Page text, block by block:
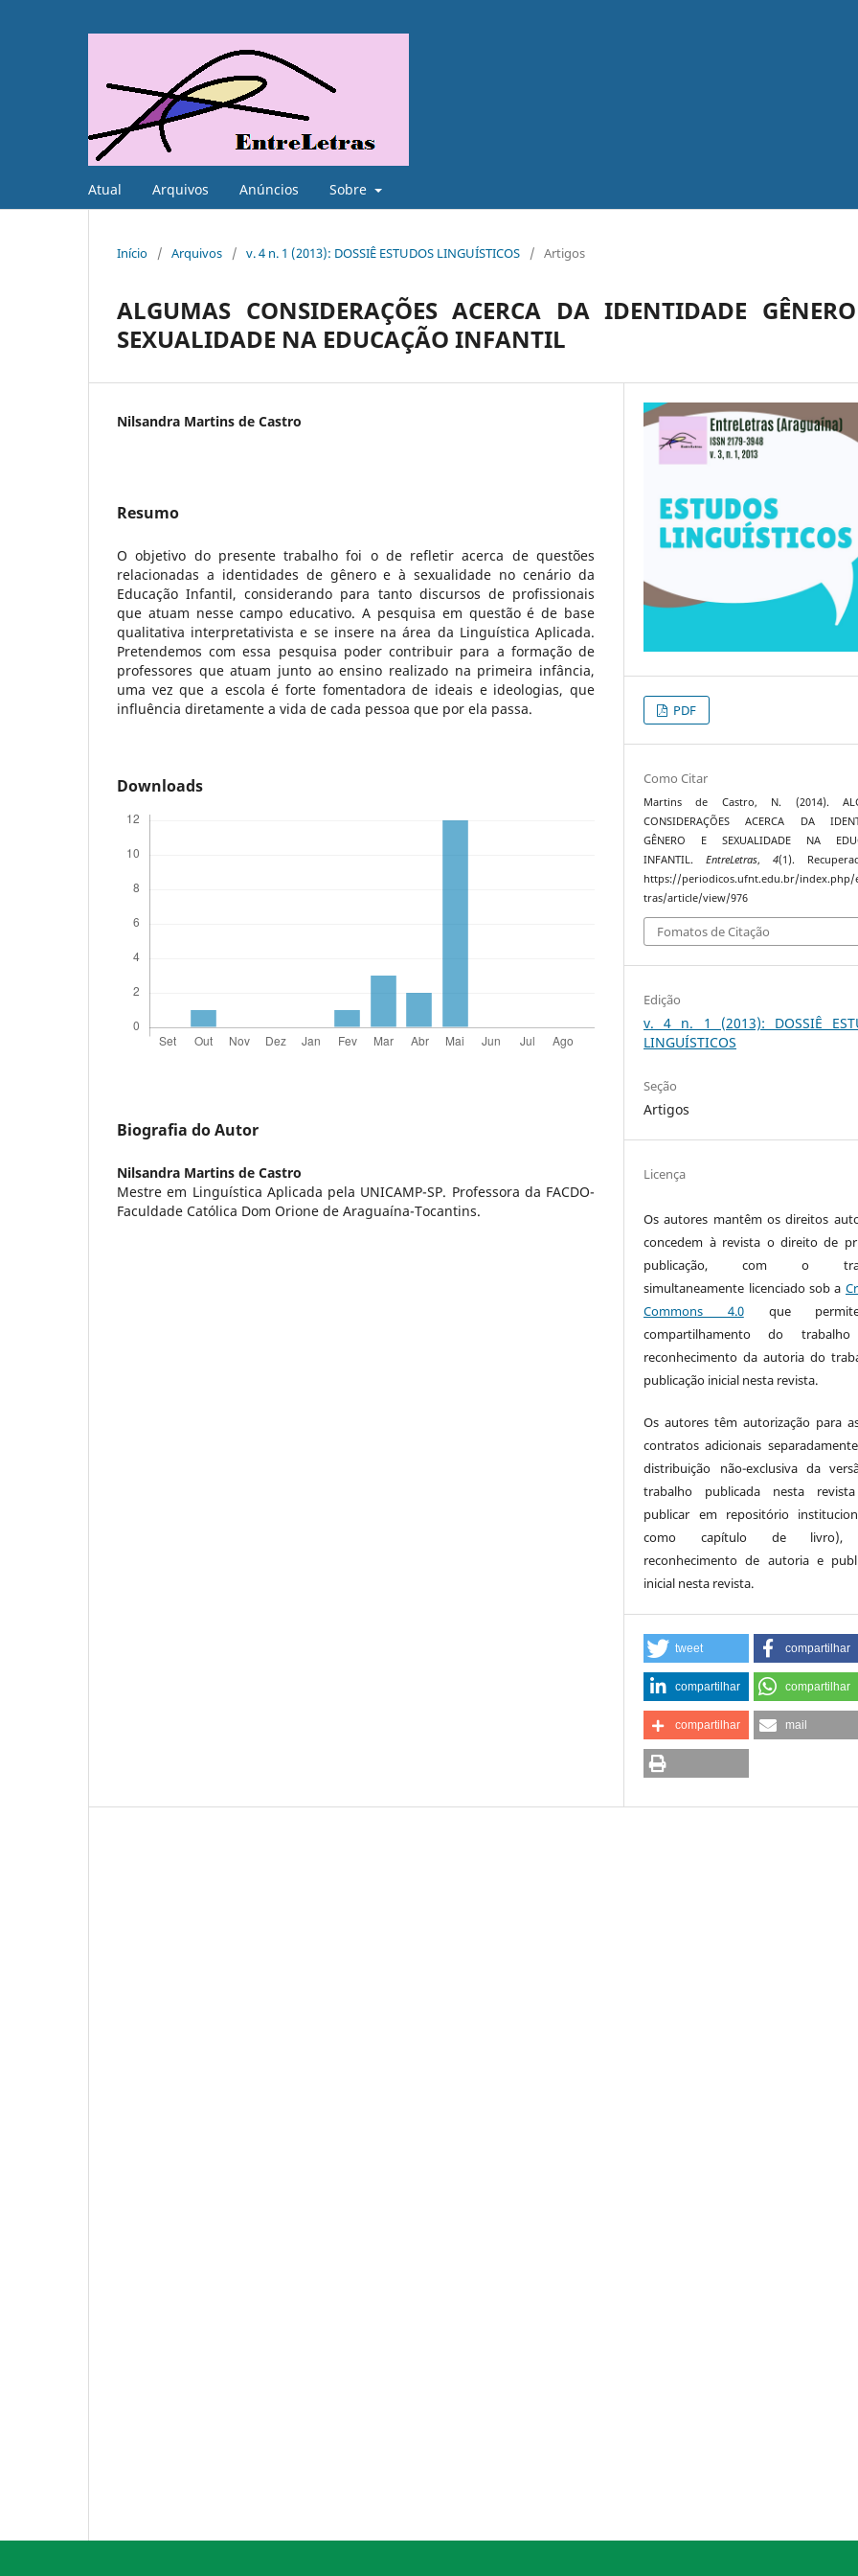
Atual Arquivos Anúncios Sobre
Início / Arquivos / v. 4 n. 1 (2013): DOSSIÊ ESTUDOS LINGUÍSTICOS / Artigos
ALGUMAS CONSIDERAÇÕES ACERCA DA IDENTIDADE
SEXUALIDADE NA EDUCAÇÃO INFANTIL
Nilsandra Martins de Castro
Resumo
O objetivo do presente trabalho foi o de refletir acerca de questões
relacionadas a identidades de gênero e à sexualidade no cenário da
Educação Infantil, considerando para tanto discursos de profissionais
que atuam nesse campo educativo. A pesquisa em questão é de base
qualitativa interpretativista e se insere na área da Linguística Aplicada.
Pretendemos com essa pesquisa poder contribuir para a formação de
professores que atuam junto ao ensino realizado na primeira infância,
uma vez que a escola é forte fomentadora de ideais e ideologias, que
influência diretamente a vida de cada pessoa que por ela passa.
Downloads
Biografia do Autor
Nilsandra Martins de Castro
Mestre em Linguística Aplicada pela UNICAMP-SP. Professora da FACDO-
Faculdade Católica Dom Orione de Araguaína-Tocantins.
PDF
Como Citar
Martins de Castro, N. (2014).
CONSIDERAÇÕES ACERCA DA
GÊNERO E SEXUALIDADE NA
INFANTIL.EntreLetras,4(1).
https://periodicos.ufnt.edu.br/index.php/
tras/article/view/976
Fomatos de Citação
Edição
v. 4 n. 1 (2013): DOSSIÊ
LINGUÍSTICOS
Seção
Artigos
Licença
Os autores mantêm os direitos
concedem à revista o direito de
publicação, com o
simultaneamente licenciado sob a
Commons 4.0que
compartilhamento do
reconhecimento da autoria do
publicação inicial nesta revista.
Os autores têm autorização para
contratos adicionais
distribuição não-exclusiva da
trabalho publicada nesta
publicar em repositório
como capítulo de livro),
reconhecimento de autoria e
inicial nesta revista.
tweet compartilhar
compartilhar compartilhar
compartilhar mail